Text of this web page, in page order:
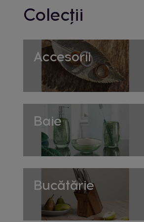
Colecții
Accesorii
Baie
Bucătărie